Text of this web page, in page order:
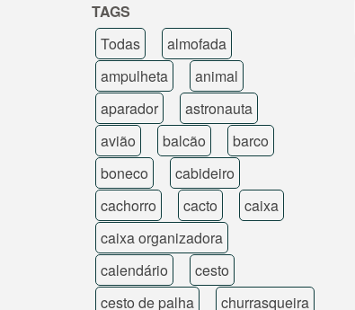
TAGS
Todas
almofada
ampulheta
animal
aparador
astronauta
avião
balcão
barco
boneco
cabideiro
cachorro
cacto
caixa
caixa organizadora
calendário
cesto
cesto de palha
churrasqueira